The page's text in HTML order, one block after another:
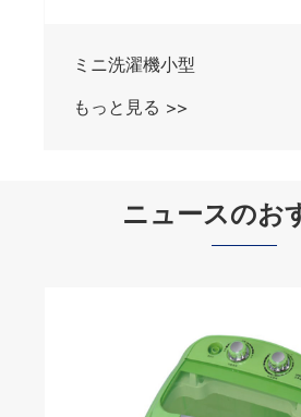
ニュースのお
ミニ洗浄機は何ができます
もっと見る >>